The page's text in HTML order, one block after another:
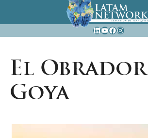
al
LinkedIn
YouTube
Facebook
El
Goya